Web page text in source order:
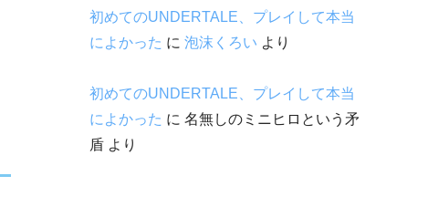
初めてのUNDERTALE、プレイして本当
によかった に 泡沫くろい より
初めてのUNDERTALE、プレイして本当
によかった に 名無しのミニヒロという矛
盾 より